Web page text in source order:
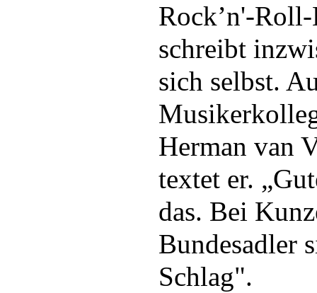
Rock’n'-
schreibt
sich selbst.
Herman van
textet er.
das. Bei
Bundesadler
Schlag".